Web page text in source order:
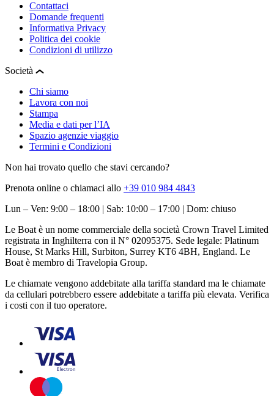
Contattaci
Domande frequenti
Informativa Privacy
Politica dei cookie
Condizioni di utilizzo
Società
Chi siamo
Lavora con noi
Stampa
Media e dati per l’IA
Spazio agenzie viaggio
Termini e Condizioni
Non hai trovato quello che stavi cercando?
Prenota online o chiamaci allo +39 010 984 4843
Lun – Ven: 9:00 – 18:00 | Sab: 10:00 – 17:00 | Dom: chiuso
Le Boat è un nome commerciale della società Crown Travel Limited
registrata in Inghilterra con il N° 02095375. Sede legale: Platinum
House, St Marks Hill, Surbiton, Surrey KT6 4BH, England. Le
Boat è membro di Travelopia Group.
Le chiamate vengono addebitate alla tariffa standard ma le chiamate
da cellulari potrebbero essere addebitate a tariffa più elevata. Verifica
i costi con il tuo operatore.